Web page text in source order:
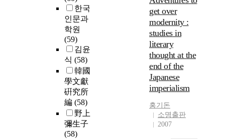
한국
인문과
학원
(59)
김윤
식 (58)
韓國
學文獻
硏究所
編 (58)
野上
彌生子
(58)
get over
modernity :
studies in
literary
thought at the
end of the
Japanese
imperialism
홍기돈
소명출판
2007